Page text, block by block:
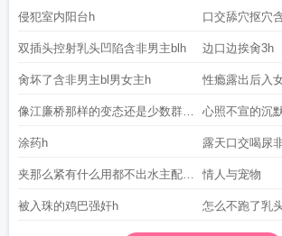
侵犯室内阳台h 口交舔穴抠穴
双插头控射乳头凹陷含非男主blh 边口边挨肏3h
肏坏了含非男主bl男女主h 性瘾露出后入
像江廉桥那样的变态还是少数群体
女上旁
心照不宣的沉
h
涂药h 露天口交喝尿
夹那么紧有什么用都不出水主配角
h
情人与宠物
被入珠的鸡巴强奸h 怎么不跑了乳